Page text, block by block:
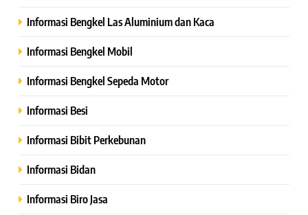
Informasi Bengkel Las Aluminium dan Kaca
Informasi Bengkel Mobil
Informasi Bengkel Sepeda Motor
Informasi Besi
Informasi Bibit Perkebunan
Informasi Bidan
Informasi Biro Jasa